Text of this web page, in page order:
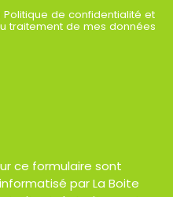
de confidentialité et
traitement de mes données
ce formulaire sont
par La Boite